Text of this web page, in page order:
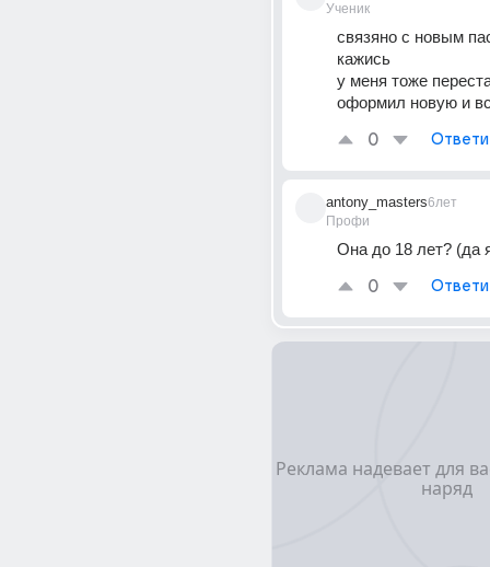
Ученик
связяно с новым
кажись
у меня тоже
оформил новую и
0
antony_masters
Профи
6лет
Она до 18 лет? (да
0